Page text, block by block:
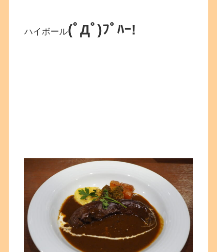
ハイボール(ﾟДﾟ)ﾌﾟﾊｰ!